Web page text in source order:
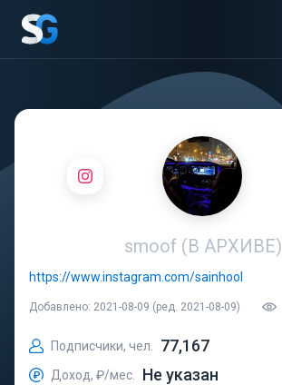
smoof (В АРХИВЕ)
https://www.instagram.com/sainhool
Добавлено: 2021-08-09 (ред. 2021-08-09)
Подписчики, чел. 77,167
Доход, ₽/мес. Не указан